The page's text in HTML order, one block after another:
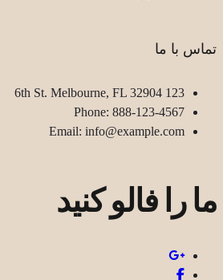
تماس با ما
123 6th St. Melbourne, FL 32904
Phone: 888-123-4567
Email: info@example.com
ما را فالو کنید